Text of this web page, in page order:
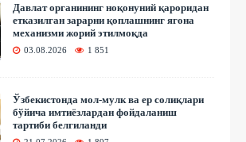
Давлат органининг ноқонуний қароридан
етказилган зарарни қоплашнинг ягона
механизми жорий этилмоқда
03.08.2026 1 851
Ўзбекистонда мол-мулк ва ер солиқлари
бўйича имтиёзлардан фойдаланиш
тартиби белгиланди